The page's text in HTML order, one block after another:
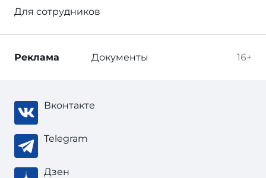
Для сотрудников
16+
Реклама Документы
Вконтакте
Telegram
Дзен